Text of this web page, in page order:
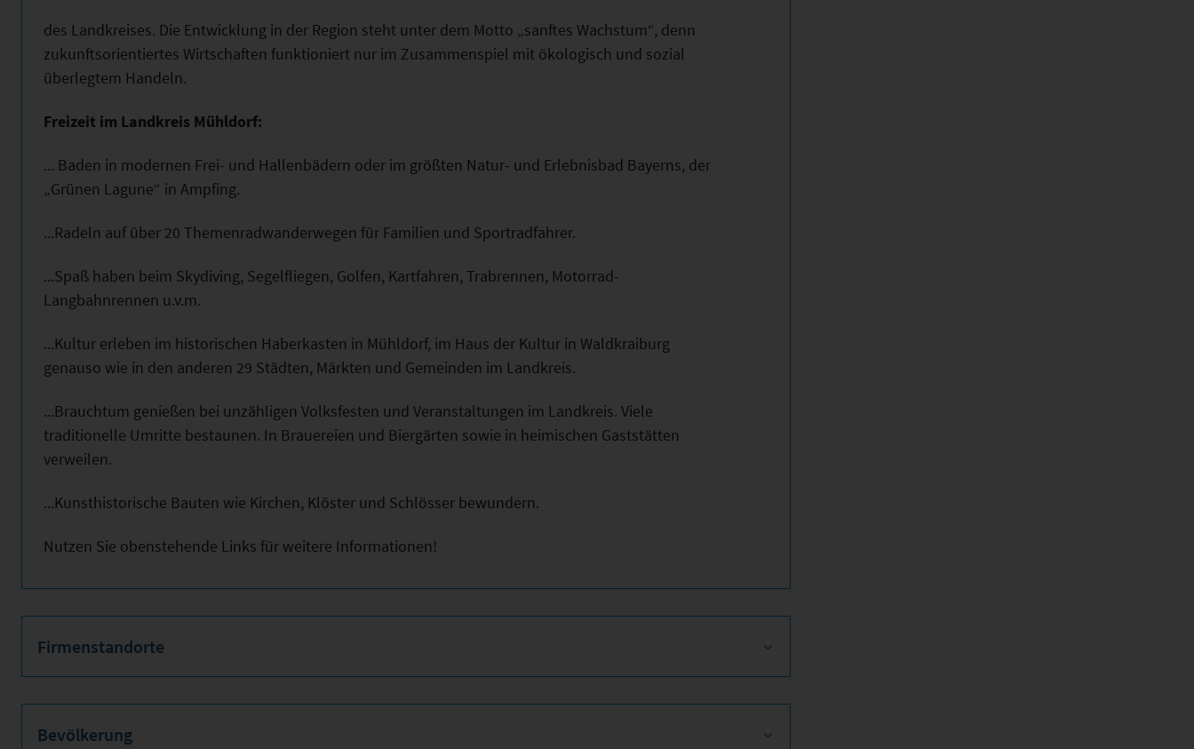
des Landkreises. Die Entwicklung in der Region steht unter dem Motto „sanftes Wachstum“, denn
zukunftsorientiertes Wirtschaften funktioniert nur im Zusammenspiel mit ökologisch und sozial
überlegtem Handeln.
Freizeit im Landkreis Mühldorf:
... Baden in modernen Frei- und Hallenbädern oder im größten Natur- und Erlebnisbad Bayerns, der
„Grünen Lagune“ in Ampfing.
...Radeln auf über 20 Themenradwanderwegen für Familien und Sportradfahrer.
...Spaß haben beim Skydiving, Segelfliegen, Golfen, Kartfahren, Trabrennen, Motorrad-
Langbahnrennen u.v.m.
...Kultur erleben im historischen Haberkasten in Mühldorf, im Haus der Kultur in Waldkraiburg
genauso wie in den anderen 29 Städten, Märkten und Gemeinden im Landkreis.
...Brauchtum genießen bei unzähligen Volksfesten und Veranstaltungen im Landkreis. Viele
traditionelle Umritte bestaunen. In Brauereien und Biergärten sowie in heimischen Gaststätten
verweilen.
...Kunsthistorische Bauten wie Kirchen, Klöster und Schlösser bewundern.
Nutzen Sie obenstehende Links für weitere Informationen!
Firmenstandorte
Bevölkerung